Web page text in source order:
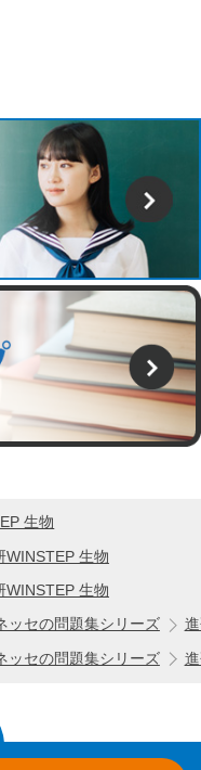
生物
WINSTEP 生物
WINSTEP 生物
ッセの問題集シリーズ
ッセの問題集シリーズ